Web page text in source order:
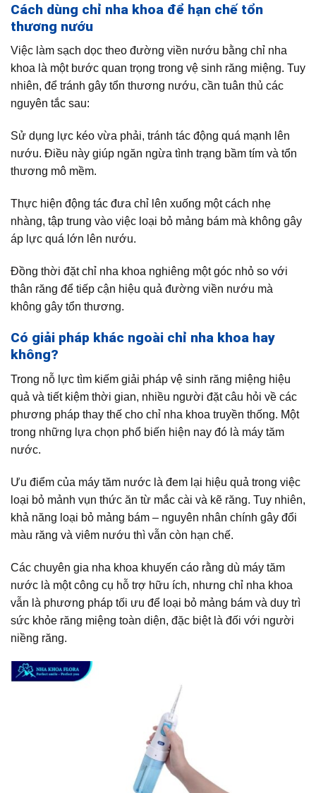
Cách dùng chỉ nha khoa để hạn chế tổn
thương nướu
Việc làm sạch dọc theo đường viền nướu bằng chỉ nha
khoa là một bước quan trọng trong vệ sinh răng miệng. Tuy
nhiên, để tránh gây tổn thương nướu, cần tuân thủ các
nguyên tắc sau:
Sử dụng lực kéo vừa phải, tránh tác động quá mạnh lên
nướu. Điều này giúp ngăn ngừa tình trạng bầm tím và tổn
thương mô mềm.
Thực hiện động tác đưa chỉ lên xuống một cách nhẹ
nhàng, tập trung vào việc loại bỏ mảng bám mà không gây
áp lực quá lớn lên nướu.
Đồng thời đặt chỉ nha khoa nghiêng một góc nhỏ so với
thân răng để tiếp cận hiệu quả đường viền nướu mà
không gây tổn thương.
Có giải pháp khác ngoài chỉ nha khoa hay
không?
Trong nỗ lực tìm kiếm giải pháp vệ sinh răng miệng hiệu
quả và tiết kiệm thời gian, nhiều người đặt câu hỏi về các
phương pháp thay thế cho chỉ nha khoa truyền thống. Một
trong những lựa chọn phổ biến hiện nay đó là máy tăm
nước.
Ưu điểm của máy tăm nước là đem lại hiệu quả trong việc
loại bỏ mảnh vụn thức ăn từ mắc cài và kẽ răng. Tuy nhiên,
khả năng loại bỏ mảng bám – nguyên nhân chính gây đổi
màu răng và viêm nướu thì vẫn còn hạn chế.
Các chuyên gia nha khoa khuyến cáo rằng dù máy tăm
nước là một công cụ hỗ trợ hữu ích, nhưng chỉ nha khoa
vẫn là phương pháp tối ưu để loại bỏ mảng bám và duy trì
sức khỏe răng miệng toàn diện, đặc biệt là đối với người
niềng răng.